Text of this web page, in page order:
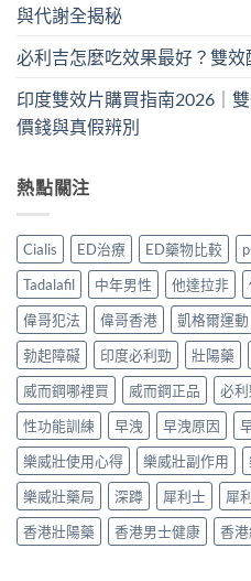
與代謝全揭秘
必利吉怎麼吃效果最好？雙
印度雙效片購買指南2026｜
價錢與真假辨別
熱點關注
Cialis ED治療 ED藥物比較
Tadalafil
中年男性 他達拉非
偉哥犯法
偉哥香港 凱格爾運動
勃起障礙
印度必利勁 壯陽藥
威而鋼哪裡買
威而鋼正品 必利
性功能訓練
早洩 早洩原因
樂威壯使用心得
樂威壯副作用
樂威壯藥局
深蹲 犀利士 犀
香港壯陽藥
香港男士健康 香